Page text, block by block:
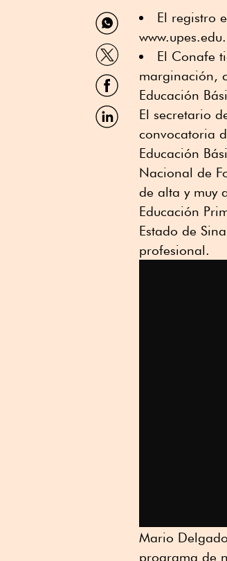
Compartir
por
WhatsApp
Compartir
por
Twitter
Compartir
por
Facebook
Compartir
por
El registro
El Conafe
marginación,
Educación
El secretario
convocatoria
Educación
Nacional de
de alta y muy
Educación
Estado de
profesional.
Mario
programa de